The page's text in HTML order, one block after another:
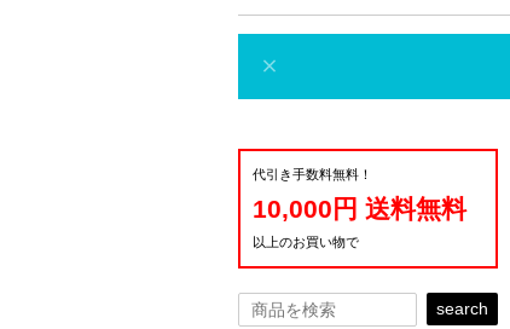
代引き手数料無料！
10,000円 送料無料
以上のお買い物で
search